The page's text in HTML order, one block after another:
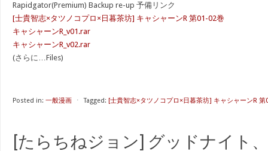
Rapidgator(Premium) Backup re-up 予備リンク
[士貴智志×タツノコプロ×日暮茶坊] キャシャーンR 第01-02巻
キャシャーンR_v01.rar
キャシャーンR_v02.rar
(さらに…Files)
Posted in: 一般漫画 ⋅ Tagged: [士貴智志×タツノコプロ×日暮茶坊] キャシャーンR 第
[たらちねジョン] グッドナイト